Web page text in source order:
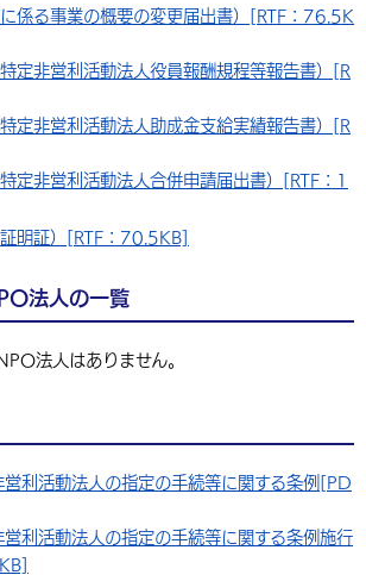
係る事業の概要の変更届出書）[RTF：76.5K
定非営利活動法人役員報酬規程等報告書）[R
定非営利活動法人助成金支給実績報告書）[R
定非営利活動法人合併申請届出書）[RTF：1
明証）[RTF：70.5KB]
法人の一覧
法人はありません。
営利活動法人の指定の手続等に関する条例[PD
利活動法人の指定の手続等に関する条例施行